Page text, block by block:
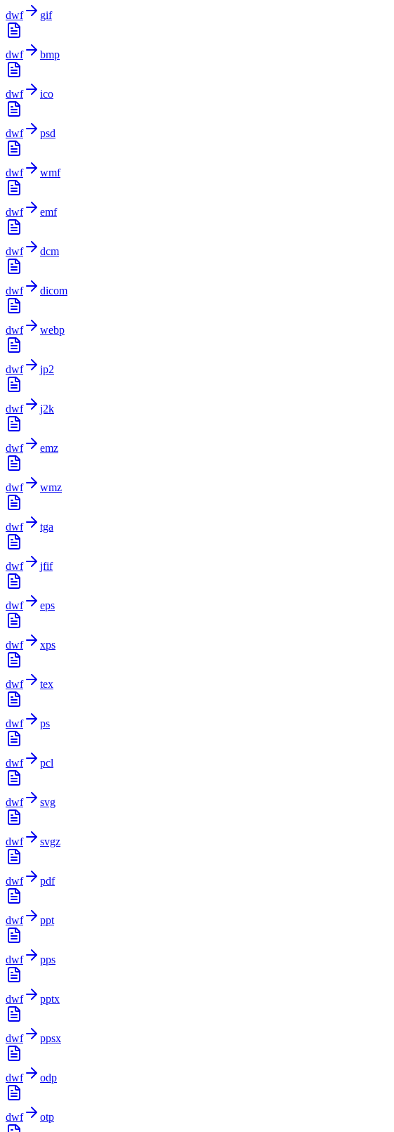
dwf gif
dwf bmp
dwf ico
dwf psd
dwf wmf
dwf emf
dwf dcm
dwf dicom
dwf webp
dwf jp2
dwf j2k
dwf emz
dwf wmz
dwf tga
dwf jfif
dwf eps
dwf xps
dwf tex
dwf ps
dwf pcl
dwf svg
dwf svgz
dwf pdf
dwf ppt
dwf pps
dwf pptx
dwf ppsx
dwf odp
dwf otp